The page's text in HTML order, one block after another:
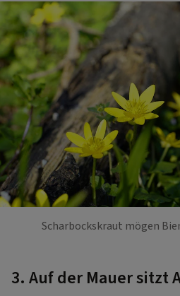
Scharbockskraut mögen
3. Auf der Mauer sitzt